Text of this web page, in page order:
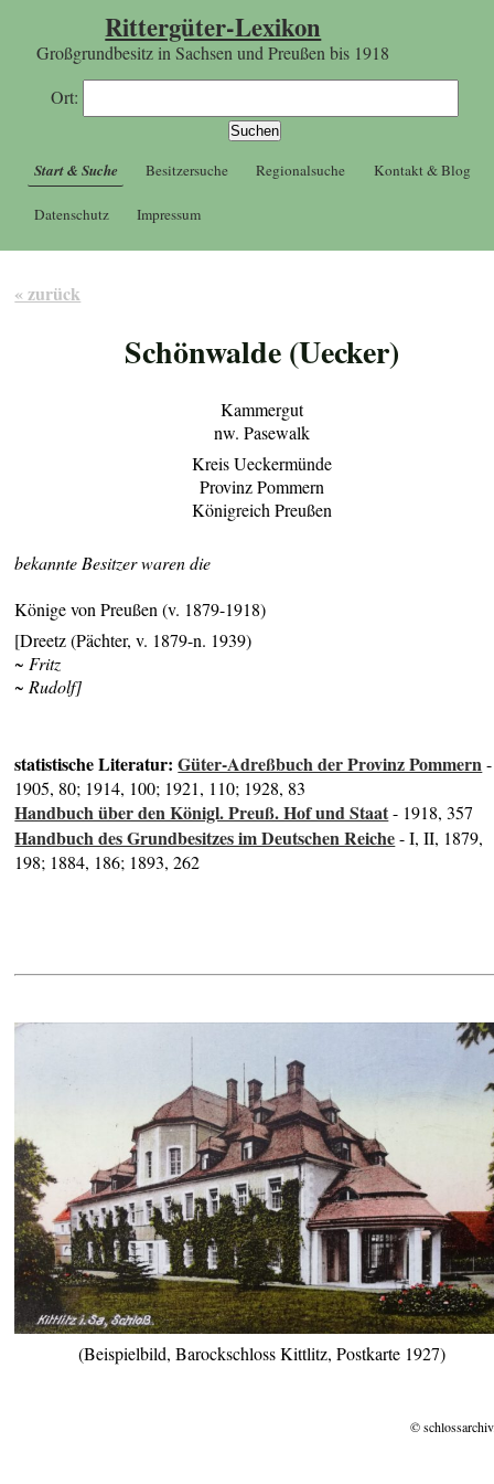
Rittergüter-Lexikon
Großgrundbesitz in Sachsen und Preußen bis 1918
Ort:
Start & Suche Besitzersuche Regionalsuche Kontakt & Blog
Datenschutz Impressum
« zurück
Schönwalde (Uecker)
Kammergut
nw. Pasewalk
Kreis Ueckermünde
Provinz Pommern
Königreich Preußen
bekannte Besitzer waren die
Könige von Preußen (v. 1879-1918)
[Dreetz (Pächter, v. 1879-n. 1939)
~ Fritz
~ Rudolf]
statistische Literatur:Güter-Adreßbuch der Provinz Pommern-
1905, 80; 1914, 100; 1921, 110; 1928, 83
Handbuch über den Königl. Preuß. Hof und Staat- 1918, 357
Handbuch des Grundbesitzes im Deutschen Reiche- I, II, 1879,
198; 1884, 186; 1893, 262
(Beispielbild, Barockschloss Kittlitz, Postkarte 1927)
©